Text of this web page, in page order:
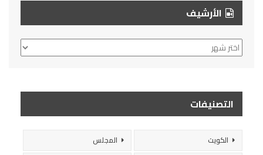
الأرشيف
الأرشيف
التصنيفات
الكويت
المجلس